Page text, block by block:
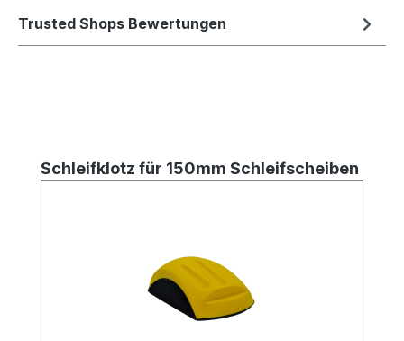
Trusted Shops Bewertungen
Produktgalerie überspringen
Schleifklotz für 150mm Schleifscheiben